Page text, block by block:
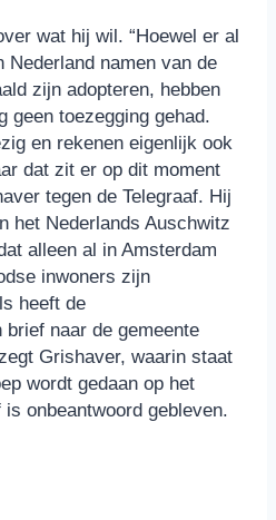
wat hij wil. “Hoewel er al
Nederland namen van de
zijn adopteren, hebben
geen toezegging gehad.
en rekenen eigenlijk ook
dat zit er op dit moment
tegen de Telegraaf. Hij
het Nederlands Auschwitz
alleen al in Amsterdam
inwoners zijn
heeft de
naar de gemeente
Grishaver, waarin staat
wordt gedaan op het
onbeantwoord gebleven.